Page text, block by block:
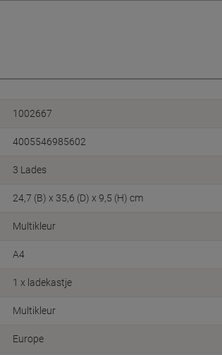
1002667
4005546985602
3 Lades
24,7 (B) x 35,6 (D) x 9,5 (H) cm
Multikleur
A4
1 x ladekastje
Multikleur
Europe